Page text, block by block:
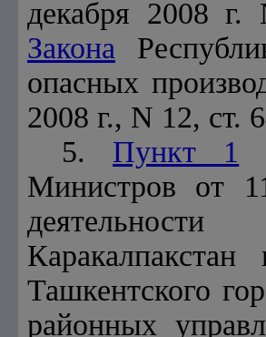
декабря 2008
Закона
опасных
2008 г., N 12, ст.
5. Пункт 1
Министров от
Ташкентского
районных